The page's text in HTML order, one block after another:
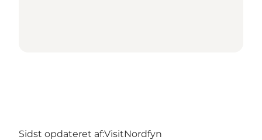
Sidst opdateret af:VisitNordfyn